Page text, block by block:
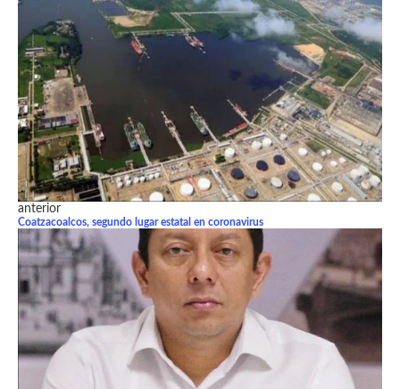
anterior
Coatzacoalcos, segundo lugar estatal en coronavirus